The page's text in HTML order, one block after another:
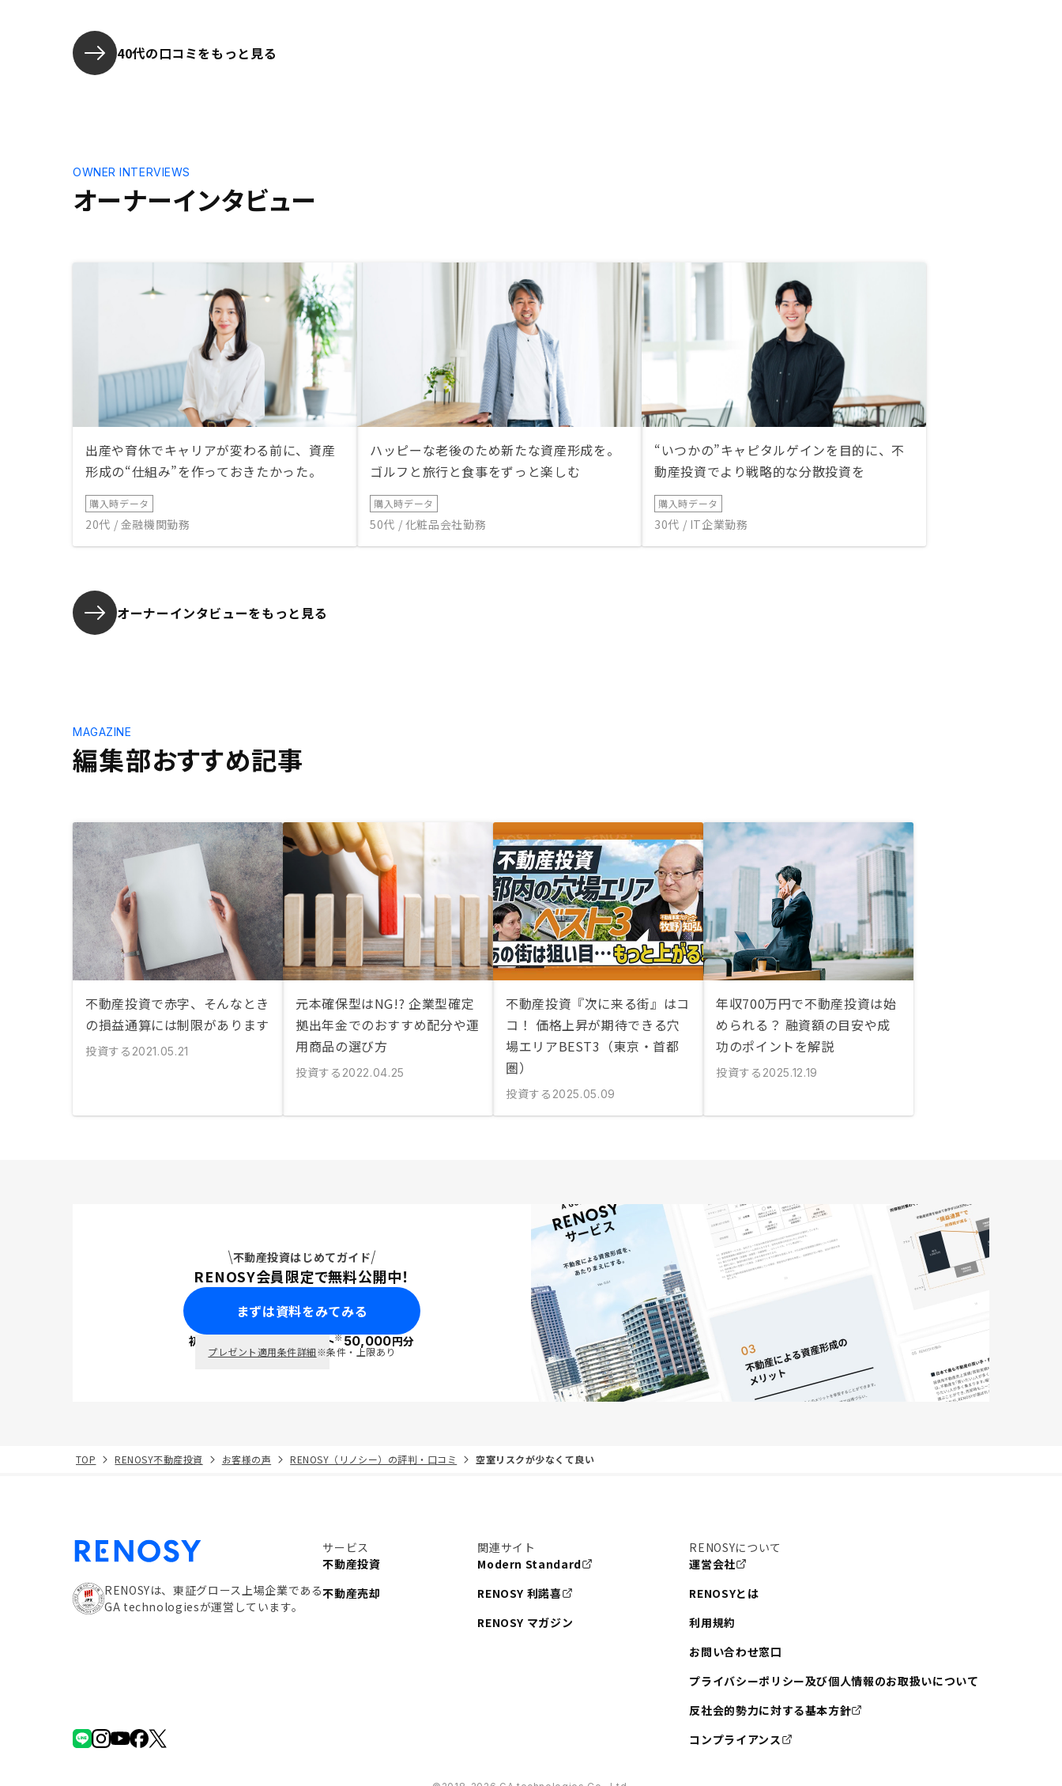
40代の口コミをもっと見る
オーナーインタビュー
OWNER INTERVIEWS
出産や育休でキャリアが変わる前に、資産
形成の“仕組み”を作っておきたかった。
購入時データ
20代 / 金融機関勤務
ハッピーな老後のため新たな資産形成を。
ゴルフと旅行と食事をずっと楽しむ
購入時データ
50代 / 化粧品会社勤務
“いつかの”キャピタルゲインを目的に、不
動産投資でより戦略的な分散投資を
購入時データ
30代 / IT企業勤務
オーナーインタビューをもっと見る
編集部おすすめ記事
MAGAZINE
不動産投資で赤字、そんなとき
の損益通算には制限があります
投資する 2021.05.21
元本確保型はNG!? 企業型確定
拠出年金でのおすすめ配分や運
用商品の選び方
投資する 2022.04.25
不動産投資『次に来る街』はコ
コ！ 価格上昇が期待できる穴
場エリアBEST3（東京・首都
圏）
投資する 2025.05.09
年収700万円で不動産投資は始
められる？ 融資額の目安や成
功のポイントを解説
投資する 2025.12.19
不動産投資はじめてガイド
RENOSY会員限定で無料公開中！
まずは資料をみてみる
初回面談で ポイント※50,000円分
プレゼント適用条件詳細※条件・上限あり
TOP RENOSY不動産投資 お客様の声 RENOSY（リノシー）の評判・口コミ 空室リスクが少なくて良い
RENOSYは、東証グロース上場企業である
GA technologiesが運営しています。
サービス
不動産投資
不動産売却
関連サイト
Modern Standard
RENOSY 利諾喜
RENOSY マガジン
RENOSYについて
運営会社
RENOSYとは
利用規約
お問い合わせ窓口
プライバシーポリシー及び個人情報のお取扱いについて
反社会的勢力に対する基本方針
コンプライアンス